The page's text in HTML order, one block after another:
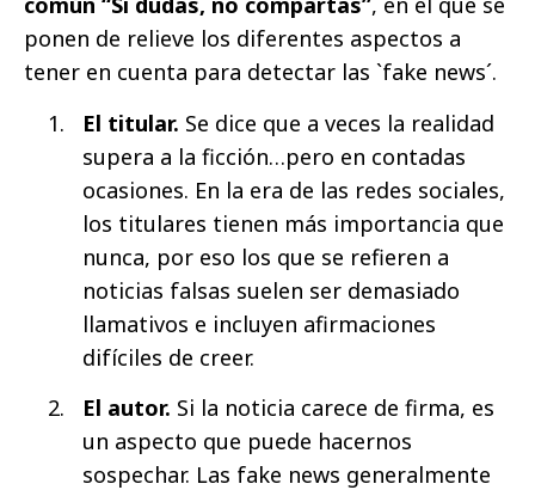
ponen de relieve los diferentes aspectos a
tener en cuenta para detectar las `fake news´.
El titular. Se dice que a veces la realidad
supera a la ficción…pero en contadas
ocasiones. En la era de las redes sociales,
los titulares tienen más importancia que
nunca, por eso los que se refieren a
noticias falsas suelen ser demasiado
llamativos e incluyen afirmaciones
difíciles de creer.
El autor. Si la noticia carece de firma, es
un aspecto que puede hacernos
sospechar. Las fake news generalmente